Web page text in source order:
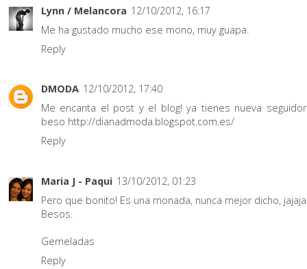
Lynn / Melancora 12/10/2012, 16:17
Me ha gustado mucho ese mono, muy guapa.
Reply
DMODA 12/10/2012, 17:40
Me encanta el post y el blog! ya tienes nueva
beso http://dianadmoda.blogspot.com.es/
Reply
Maria J - Paqui 13/10/2012, 01:23
Pero que bonito! Es una monada, nunca mejor dicho,
Besos.
Gemeladas
Reply